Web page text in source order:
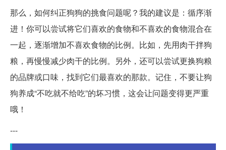
那么，如何纠正狗狗的挑食问题呢？我的建议是：循序渐
进！你可以尝试将它们喜欢的食物和不喜欢的食物混合在
一起，逐渐增加不喜欢食物的比例。比如，先用肉干拌狗
粮，再慢慢减少肉干的比例。另外，还可以尝试更换狗粮
的品牌或口味，找到它们最喜欢的那款。记住，不要让狗
狗养成“不吃就不给吃”的坏习惯，这会让问题变得更严重
哦！
---